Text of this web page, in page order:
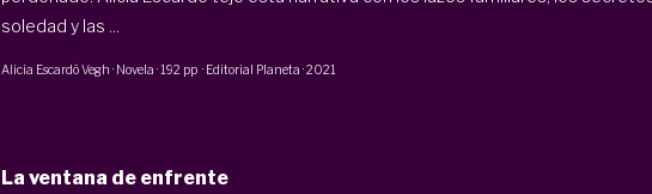
soledad y las ...
Alicia Escardó Vegh · Novela ·192 pp· Editorial Planeta ·2021
La ventana de enfrente